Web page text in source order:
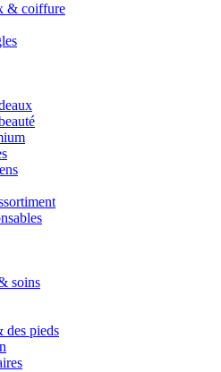
& coiffure
soins
des pieds